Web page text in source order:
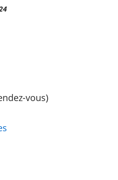
vous)